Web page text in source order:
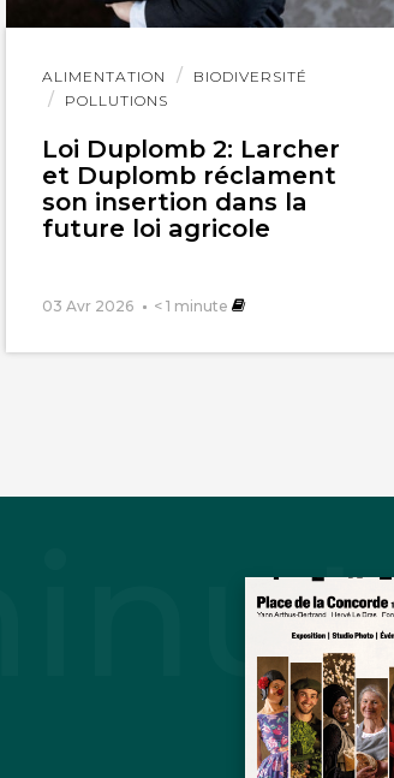
ALIMENTATION
BIODIVERSITÉ
POLLUTIONS
Loi Duplomb 2: Larcher
et Duplomb réclament
son insertion dans la
future loi agricole
03 Avr 2026 < 1 minute
Lire
l'article